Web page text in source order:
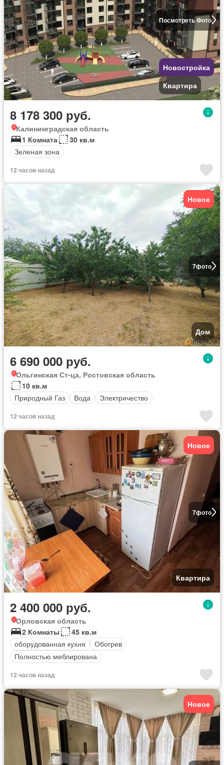
Посмотреть Фото
Новостройка
Квартира
8 178 300 руб.
Калининградская область
1 Комната
30 кв.м
Зеленая зона
12 часов назад
7фото
Новое
Дом
6 690 000 руб.
Ольгинская Ст-ца, Ростовская область
10 кв.м
Природный Газ
Вода Электричество
12 часов назад
7фото
Новое
Квартира
2 400 000 руб.
Орловская область
2 Комнаты
45 кв.м
оборудованная кухня
Обогрев
Полностью меблирована
12 часов назад
Новое